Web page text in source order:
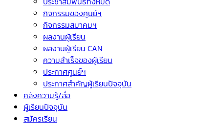
กิจกรรมของศูนย์ฯ
กิจกรรมสมาคมฯ
ผลงานผู้เรียน
ผลงานผู้เรียน CAN
ความสำเร็จของผู้เรียน
ประกาศศูนย์ฯ
ประกาศสำคัญผู้เรียนปัจจุบัน
คลังความรู้/สื่อ
ผู้เรียนปัจจุบัน
สมัครเรียน